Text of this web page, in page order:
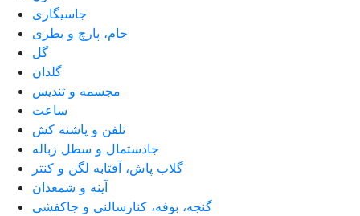
جاسیگاری
جام، پارچ و بطری
گل
گلدان
مجسمه و تندیس
ساعت
تلفن و پاشنه کش
جادستمال و سطل زباله
گلاب پاش، آفتابه لگن و کنتر
آینه و شمعدان
گنجه، بوفه، کنارسالنی و جاکفشی